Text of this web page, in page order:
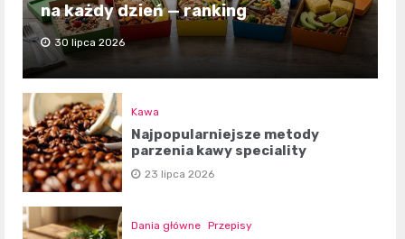
na każdy dzień — ranking
30 lipca 2026
Kawa
Najpopularniejsze metody
parzenia kawy speciality
23 lipca 2026
Dania główne Przepisy